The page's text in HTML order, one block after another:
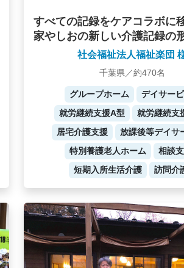
すべての記録をケアコラボに
家やしおの新しい介護記録の
社会福祉法人福祉楽団
千葉県／約470名
グループホーム
デイサー
就労継続支援A型
就労継続支
居宅介護支援
放課後等デイサ
特別養護老人ホーム
相談
短期入所生活介護
訪問介